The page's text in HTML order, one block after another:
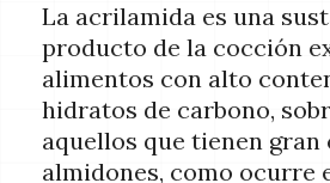
La acrilamida es una
producto de la cocción
alimentos con alto
hidratos de carbono,
aquellos que tienen gran
almidones, como ocurre